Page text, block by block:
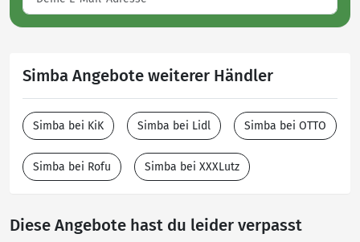
Simba Angebote weiterer Händler
Simba bei KiK Simba bei Lidl Simba bei OTTO
Simba bei Rofu Simba bei XXXLutz
Diese Angebote hast du leider verpasst